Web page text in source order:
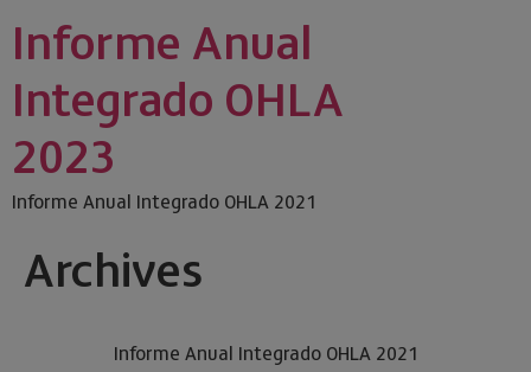
Informe Anual
Integrado OHLA
2023
Informe Anual Integrado OHLA 2021
Archives
Informe Anual Integrado OHLA 2021